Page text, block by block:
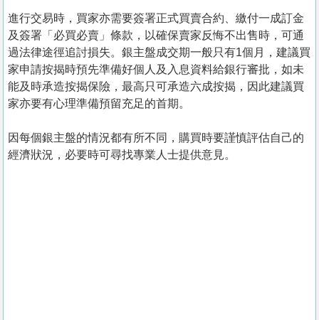
進行交易時，買家亦需要簽署正式買賣合約、繳付一成訂金
及簽署「必買必賣」條款，以確保賣家反悔不出售時，可通
過法律途徑追討損失。銀主盤成交期一般只有1個月，建議買
家申請按揭時預先準備好個人及入息資料給銀行審批，如未
能及時承造按揭保險，最高只可承造六成按揭，因此建議買
家亦要有心理準備預留充足的首期。
因每個銀主盤的情況都有所不同，購買時要謹慎評估自己的
經濟狀況，必要時可尋找專業人士提供意見。